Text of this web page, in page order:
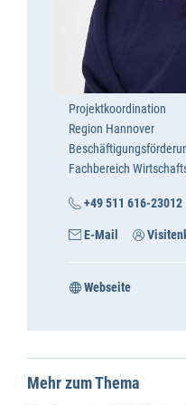
Projektkoordination
Region Hannover
Fachbereich
+49 511 616-23012
E-Mail
Webseite
Mehr zum Thema